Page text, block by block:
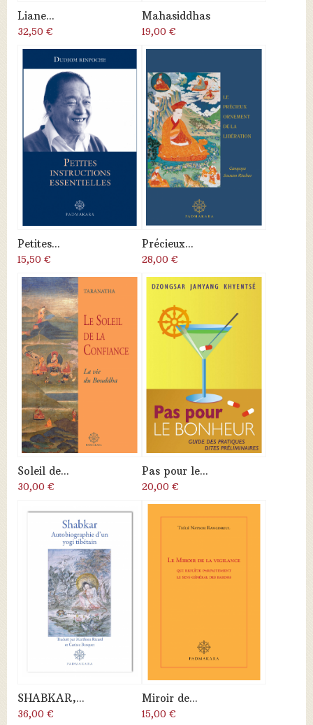
Liane...
32,50 €
Mahasiddhas
19,00 €
Petites...
15,50 €
Précieux...
28,00 €
Soleil de...
30,00 €
Pas pour le...
20,00 €
SHABKAR,...
36,00 €
Miroir de...
15,00 €